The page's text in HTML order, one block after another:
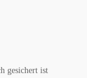
gesichert ist